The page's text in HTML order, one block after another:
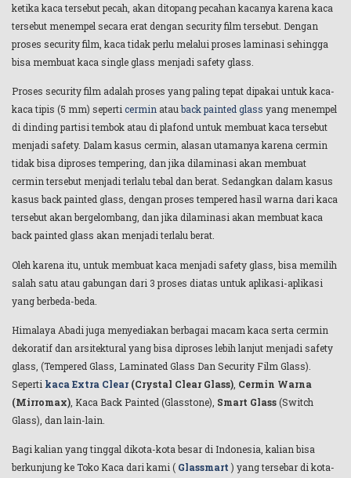
ketika kaca tersebut pecah, akan ditopang pecahan kacanya karena kaca
tersebut menempel secara erat dengan security film tersebut. Dengan
proses security film, kaca tidak perlu melalui proses laminasi sehingga
bisa membuat kaca single glass menjadi safety glass.
Proses security film adalah proses yang paling tepat dipakai untuk kaca-
kaca tipis (5 mm) seperti cermin atau back painted glass yang menempel
di dinding partisi tembok atau di plafond untuk membuat kaca tersebut
menjadi safety. Dalam kasus cermin, alasan utamanya karena cermin
tidak bisa diproses tempering, dan jika dilaminasi akan membuat
cermin tersebut menjadi terlalu tebal dan berat. Sedangkan dalam kasus
kasus back painted glass, dengan proses tempered hasil warna dari kaca
tersebut akan bergelombang, dan jika dilaminasi akan membuat kaca
back painted glass akan menjadi terlalu berat.
Oleh karena itu, untuk membuat kaca menjadi safety glass, bisa memilih
salah satu atau gabungan dari 3 proses diatas untuk aplikasi-aplikasi
yang berbeda-beda.
Himalaya Abadi juga menyediakan berbagai macam kaca serta cermin
dekoratif dan arsitektural yang bisa diproses lebih lanjut menjadi safety
glass, (Tempered Glass, Laminated Glass Dan Security Film Glass).
Seperti kaca Extra Clear(Crystal Clear Glass) Cermin Warna
(Mirromax) , Kaca Back Painted (Glasstone), Smart Glass(Switch
Glass), dan lain-lain.
Bagi kalian yang tinggal dikota-kota besar di Indonesia, kalian bisa
berkunjung ke Toko Kaca dari kami ( Glassmart ) yang tersebar di kota-